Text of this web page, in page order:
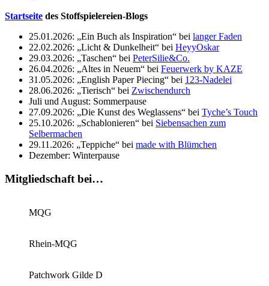
Startseite des Stoffspielereien-Blogs
25.01.2026: „Ein Buch als Inspiration“ bei langer Faden
22.02.2026: „Licht & Dunkelheit“ bei HeyyOskar
29.03.2026: „Taschen“ bei PeterSilie&Co.
26.04.2026: „Altes in Neuem“ bei Feuerwerk by KAZE
31.05.2026: „English Paper Piecing“ bei 123-Nadelei
28.06.2026: „Tierisch“ bei Zwischendurch
Juli und August: Sommerpause
27.09.2026: „Die Kunst des Weglassens“ bei Tyche’s Touch
25.10.2026: „Schablonieren“ bei Siebensachen zum
Selbermachen
29.11.2026: „Teppiche“ bei made with Blümchen
Dezember: Winterpause
Mitgliedschaft bei…
MQG
Rhein-MQG
Patchwork Gilde D